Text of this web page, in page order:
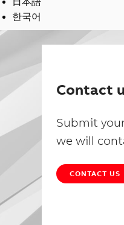
한국어
Contact
Submit
we will
CONTACT US